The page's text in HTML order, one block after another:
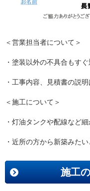
＜営業担当者について＞
・塗装以外の不具合もす
・工事内容、見積書の説明
＜施工について＞
・灯油タンクや配線など
・近所の方から新築みた
施工